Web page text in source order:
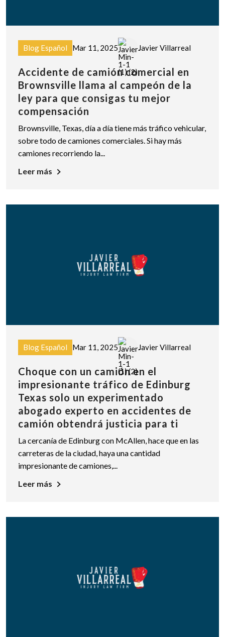
Blog Español Mar 11, 2025 Javier Villarreal
Accidente de camión comercial en
Brownsville llama al campeón de la
ley para que consigas tu mejor
compensación
Brownsville, Texas, día a día tiene más tráfico vehicular,
sobre todo de camiones comerciales. Si hay más
camiones recorriendo la...
Leer más
Blog Español Mar 11, 2025 Javier Villarreal
Choque con un camión en el
impresionante tráfico de Edinburg
Texas solo un experimentado
abogado experto en accidentes de
camión obtendrá justicia para ti
La cercanía de Edinburg con McAllen, hace que en las
carreteras de la ciudad, haya una cantidad
impresionante de camiones,...
Leer más